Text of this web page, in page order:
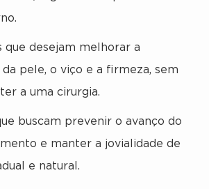
que desejam melhorar a
da pele, o viço e a firmeza, sem
a uma cirurgia.
buscam prevenir o avanço do
e manter a jovialidade de
e natural.